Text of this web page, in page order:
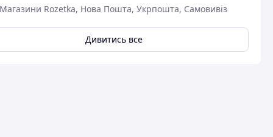
Магазини Rozetka, Нова Пошта, Укрпошта, Самовивіз
Дивитись все